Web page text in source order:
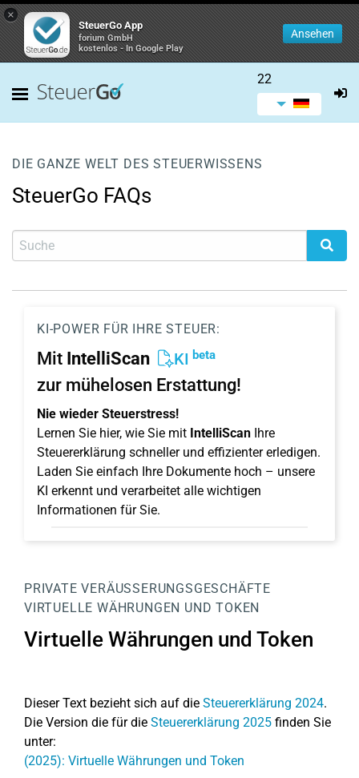
×
SteuerGo App
forium GmbH
kostenlos - In Google Play
Ansehen
22
DIE GANZE WELT DES STEUERWISSENS
SteuerGo FAQs
KI-POWER FÜR IHRE STEUER:
Mit IntelliScan KI beta
zur mühelosen Erstattung!
Nie wieder Steuerstress!
Lernen Sie hier, wie Sie mit IntelliScan Ihre
Steuererklärung schneller und effizienter erledigen.
Laden Sie einfach Ihre Dokumente hoch – unsere
KI erkennt und verarbeitet alle wichtigen
Informationen für Sie.
PRIVATE VERÄUSSERUNGSGESCHÄFTE
VIRTUELLE WÄHRUNGEN UND TOKEN
Virtuelle Währungen und Token
Dieser Text bezieht sich auf die Steuererklärung 2024.
Die Version die für die Steuererklärung 2025 finden Sie
unter:
(2025): Virtuelle Währungen und Token